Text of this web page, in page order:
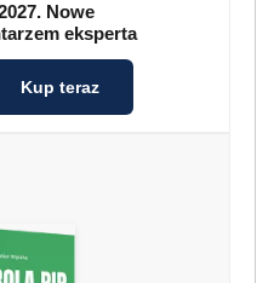
Nowe
eksperta
Kup teraz